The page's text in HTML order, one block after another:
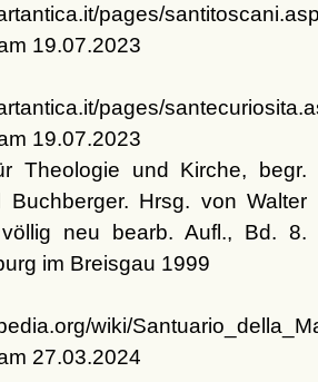
pages/
19.07.2023
pages/
19.07.2023
Theologie und Kirche, begr.
Buchberger. Hrsg. von Walter
neu bearb. Aufl., Bd. 8.
im Breisgau 1999
wiki/
27.03.2024